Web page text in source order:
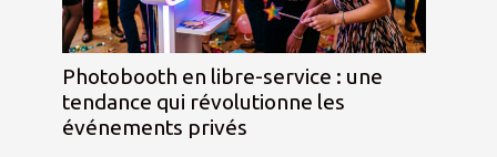
Photobooth en libre-service : une
tendance qui révolutionne les
événements privés